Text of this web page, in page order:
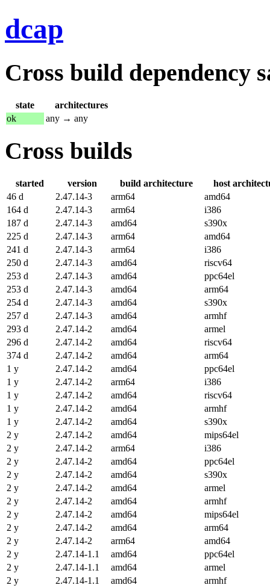
dcap
Cross build dependency
state
architectures
ok
any → any
Cross builds
started version build architecture
host
46 d
2.47.14-3 arm64
amd64
164 d
2.47.14-3 arm64
i386
187 d
2.47.14-3 amd64
s390x
225 d
2.47.14-3 arm64
amd64
241 d
2.47.14-3 arm64
i386
250 d
2.47.14-3 amd64
riscv64
253 d
2.47.14-3 amd64
ppc64el
253 d
2.47.14-3 amd64
arm64
254 d
2.47.14-3 amd64
s390x
257 d
2.47.14-3 amd64
armhf
293 d
2.47.14-2 amd64
armel
296 d
2.47.14-2 amd64
riscv64
374 d
2.47.14-2 amd64
arm64
1 y
2.47.14-2 amd64
ppc64el
1 y
2.47.14-2 arm64
i386
1 y
2.47.14-2 amd64
riscv64
1 y
2.47.14-2 amd64
armhf
1 y
2.47.14-2 amd64
s390x
2 y
2.47.14-2 amd64
mips64el
2 y
2.47.14-2 arm64
i386
2 y
2.47.14-2 amd64
ppc64el
2 y
2.47.14-2 amd64
s390x
2 y
2.47.14-2 amd64
armel
2 y
2.47.14-2 amd64
armhf
2 y
2.47.14-2 amd64
mips64el
2 y
2.47.14-2 amd64
arm64
2 y
2.47.14-2 arm64
amd64
2 y
2.47.14-1.1 amd64
ppc64el
2 y
2.47.14-1.1 amd64
armel
2 y
2.47.14-1.1 amd64
armhf